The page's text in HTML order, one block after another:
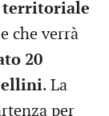
territoriale
che verrà
20
. La
per